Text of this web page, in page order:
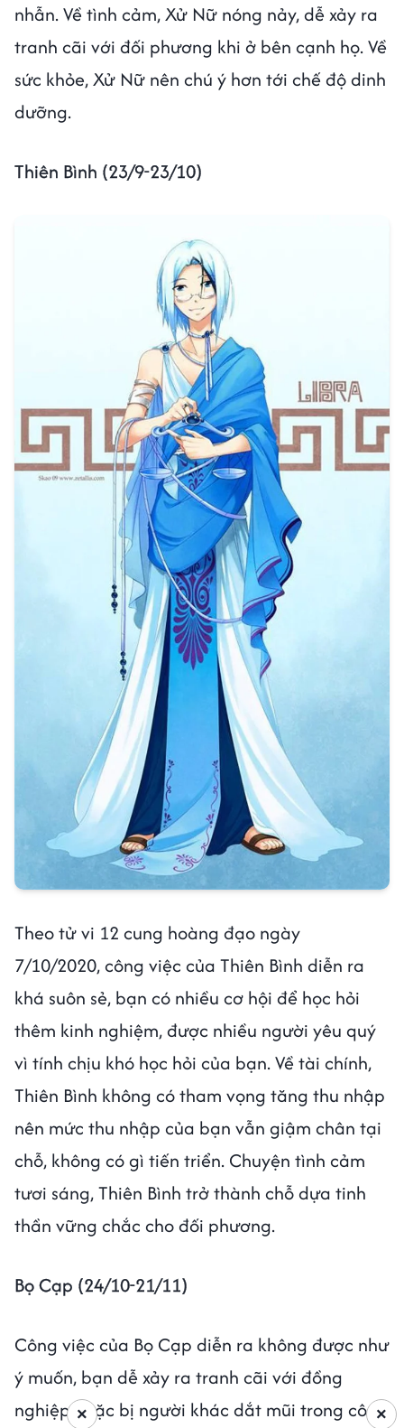
nhẫn. Về tình cảm, Xử Nữ nóng nảy, dễ xảy ra
tranh cãi với đối phương khi ở bên cạnh họ. Về
sức khỏe, Xử Nữ nên chú ý hơn tới chế độ dinh
dưỡng.
Thiên Bình (23/9-23/10)
Theo tử vi 12 cung hoàng đạo ngày
7/10/2020, công việc của Thiên Bình diễn ra
khá suôn sẻ, bạn có nhiều cơ hội để học hỏi
thêm kinh nghiệm, được nhiều người yêu quý
vì tính chịu khó học hỏi của bạn. Về tài chính,
Thiên Bình không có tham vọng tăng thu nhập
nên mức thu nhập của bạn vẫn giậm chân tại
chỗ, không có gì tiến triển. Chuyện tình cảm
tươi sáng, Thiên Bình trở thành chỗ dựa tinh
thần vững chắc cho đối phương.
Bọ Cạp (24/10-21/11)
Công việc của Bọ Cạp diễn ra không được như
ý muốn, bạn dễ xảy ra tranh cãi với đồng
nghiệp hoặc bị người khác dắt mũi trong công
×
×